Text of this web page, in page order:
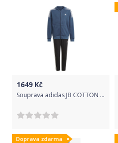
1649 Kč
Souprava adidas JB COTTON TS gm8919 Velikost XS (123-128 cm)
Doprava zdarma